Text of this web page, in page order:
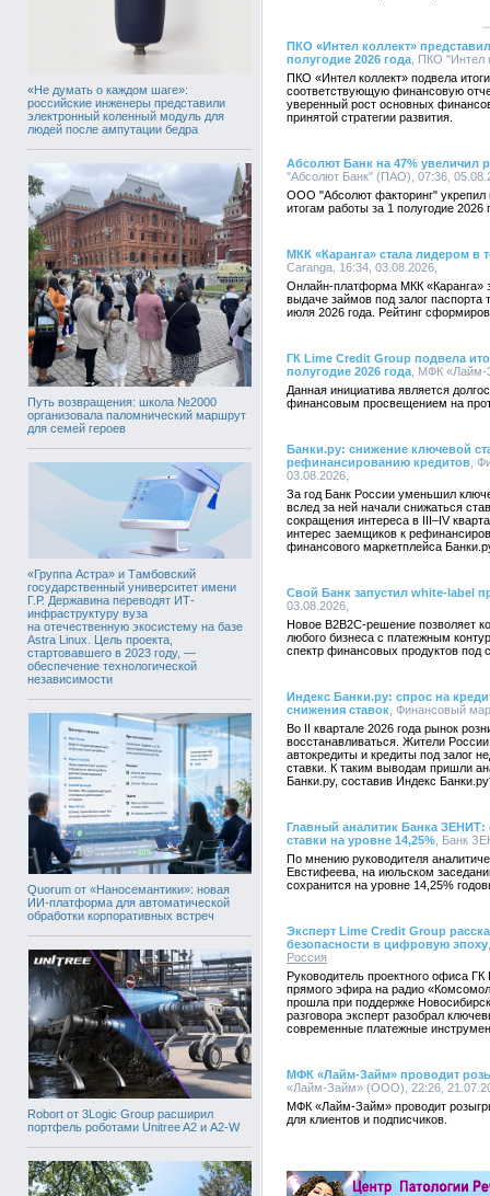
«Не думать о каждом шаге»:
российские инженеры представили
электронный коленный модуль для
людей после ампутации бедра
Путь возвращения: школа №2000
организовала паломнический маршрут
для семей героев
«Группа Астра» и Тамбовский
государственный университет имени
Г.Р. Державина переводят ИТ-
инфраструктуру вуза
на отечественную экосистему на базе
Astra Linux. Цель проекта,
стартовавшего в 2023 году, —
обеспечение технологической
независимости
Quorum от «Наносемантики»: новая
ИИ-платформа для автоматической
обработки корпоративных встреч
Robort от 3Logic Group расширил
портфель роботами Unitree A2 и A2-W
ПКО «Интел коллект»
полугодие 2026 года , ПКО "Интел
ПКО «Интел коллект» подвела
соответствующую финансовую
уверенный рост основных
принятой стратегии развития.
Абсолют Банк на 47% увеличил
"Абсолют Банк" (ПАО), 07:36,
ООО "Абсолют факторинг" укрепил
итогам работы за 1 полугодие 2026
МКК «Каранга» стала лидером в
Caranga, 16:34, 03.08.2026,
Онлайн-платформа МКК «Каранга»
выдаче займов под залог паспорта
июля 2026 года. Рейтинг
ГК Lime Credit Group подвела
полугодие 2026 года , МФК
Данная инициатива является
финансовым просвещением на
Банки.ру: снижение ключевой
рефинансированию кредитов ,
03.08.2026,
За год Банк России уменьшил
вслед за ней начали снижаться
сокращения интереса в III–IV
интерес заемщиков к
финансового маркетплейса
Свой Банк запустил white-label
03.08.2026,
Новое B2B2C-решение позволяет
любого бизнеса с платежным
спектр финансовых продуктов под
Индекс Банки.ру: спрос на
снижения ставок , Финансовый
Во II квартале 2026 года рынок
восстанавливаться. Жители
автокредиты и кредиты под залог
ставки. К таким выводам пришли
Банки.ру, составив Индекс
Главный аналитик Банка
ставки на уровне 14,25% , Банк
По мнению руководителя
Евстифеева, на июльском
сохранится на уровне 14,25%
Эксперт Lime Credit Group
безопасности в цифровую эпоху
Россия
Руководитель проектного офиса
прямого эфира на радио
прошла при поддержке
разговора эксперт разобрал
современные платежные
МФК «Лайм-Займ» проводит
«Лайм-Займ» (ООО), 22:26,
МФК «Лайм-Займ» проводит
для клиентов и подписчиков.